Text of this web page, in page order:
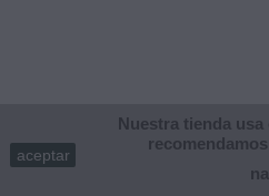
aceptar
Nuestra tienda